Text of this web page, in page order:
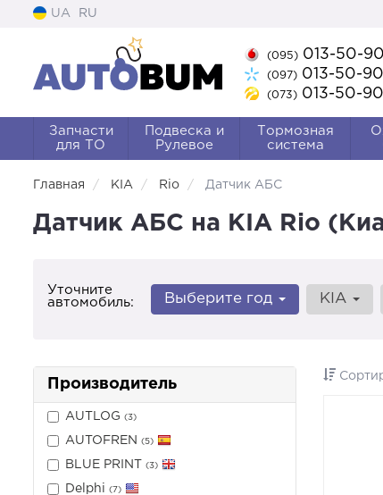
UA RU
(095)013-50-90
(097)013-50-90
(073)013-50-90
Запчасти
для ТО
Подвеска и
Рулевое
Тормозная
система
Главная KIA Rio Датчик АБС
Датчик АБС на KIA Rio
Уточните
автомобиль:
Выберите год KIA
Производитель
AUTLOG (3)
AUTOFREN (5)
BLUE PRINT (3)
Delphi (7)